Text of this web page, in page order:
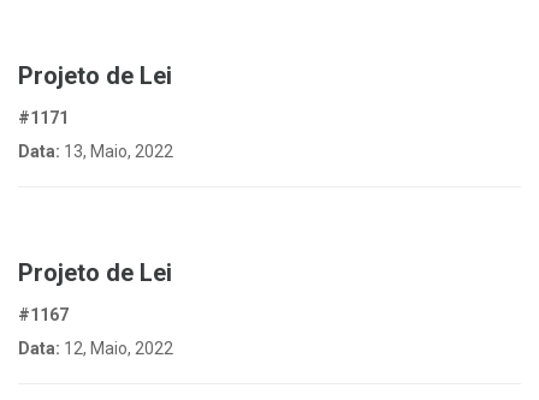
Projeto de Lei
#1171
Data: 13, Maio, 2022
Projeto de Lei
#1167
Data: 12, Maio, 2022